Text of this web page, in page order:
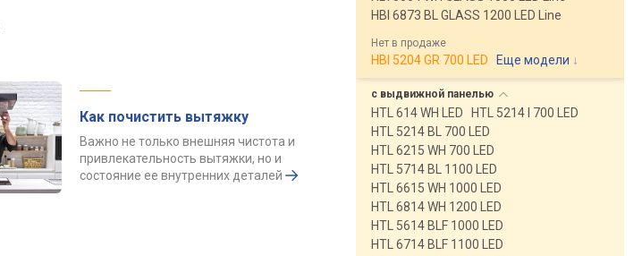
Как почистить вытяжку
Важно не только внешняя чистота и
привлекательность вытяжки, но и
состояние ее внутренних деталей
HBI 6873 BL GLASS 1200 LED Line
Нет в продаже
HBI 5204 GR 700 LED Еще модели ↓
с выдвижной панелью
HTL 614 WH LED
HTL 5214 I 700 LED
HTL 5214 BL 700 LED
HTL 6215 WH 700 LED
HTL 5714 BL 1100 LED
HTL 6615 WH 1000 LED
HTL 6814 WH 1200 LED
HTL 5614 BLF 1000 LED
HTL 6714 BLF 1100 LED